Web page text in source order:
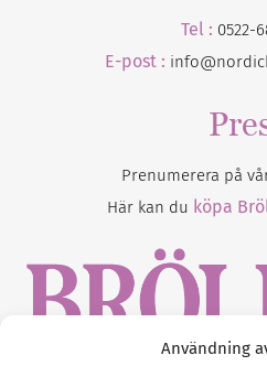
Användning
Tel : 0522-
E-post :
Prenumerera på
Här kan du köpa